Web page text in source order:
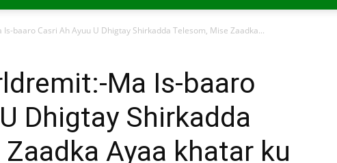
baaro Casri Ah Ayuu U Dhigtay Shirkadda Telesom, Mise Zaadka...
Ma Is-baaro
Dhigtay Shirkadda
Ayaa khatar ku